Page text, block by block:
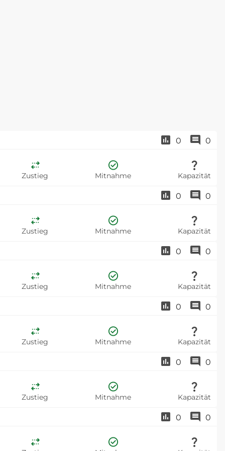
0 0
Zustieg
Mitnahme Kapazität
0 0
Zustieg
Mitnahme Kapazität
0 0
Zustieg
Mitnahme Kapazität
0 0
Zustieg
Mitnahme Kapazität
0 0
Zustieg
Mitnahme Kapazität
0 0